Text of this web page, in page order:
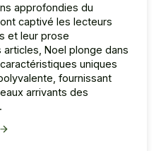
approfondies du
captivé les lecteurs
et leur prose
Noel plonge dans
uniques
fournissant
arrivants des